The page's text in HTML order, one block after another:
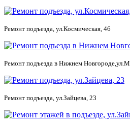
Ремонт подъезда, ул.Космическая, 46
Ремонт подъезда в Нижнем
Ремонт подъезда, ул.Зайцева, 23